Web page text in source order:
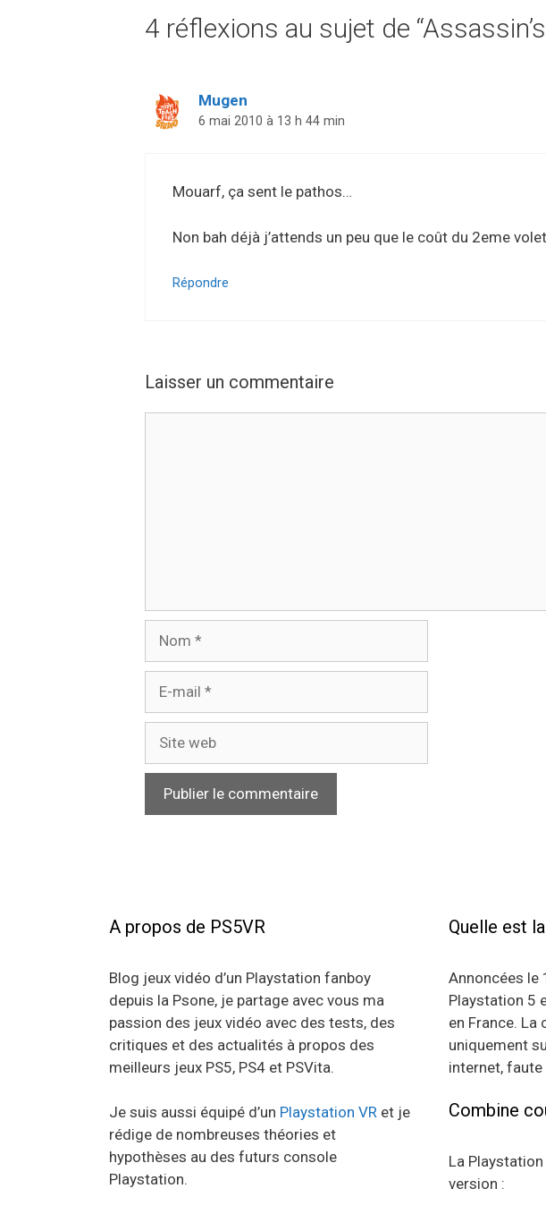
4 réflexions au sujet de
Mugen
6 mai 2010 à 13 h 44 min
Mouarf, ça sent le pathos…
Non bah déjà j’attends un peu que le coût du 2eme
Répondre
Laisser un commentaire
mail
web
A propos de PS5VR
Blog jeux vidéo d’un Playstation fanboy
depuis la Psone, je partage avec vous ma
passion des jeux vidéo avec des tests, des
critiques et des actualités à propos des
meilleurs jeux PS5, PS4 et PSVita.
Je suis aussi équipé d’un Playstation VR et je
rédige de nombreuses théories et
hypothèses au des futurs console
Playstation.
Quelle est
Annoncées le
Playstation 5
en France. La
uniquement
internet,
Combine
La
version :